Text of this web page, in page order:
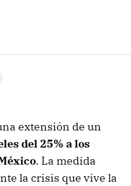
extensión de un
del 25% a los
. La medida
la crisis que vive la